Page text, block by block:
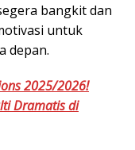
bangkit dan
untuk
depan.
2025/2026!
Dramatis di